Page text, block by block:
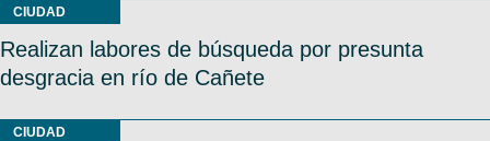
CIUDAD
Realizan labores de búsqueda por presunta
desgracia en río de Cañete
CIUDAD